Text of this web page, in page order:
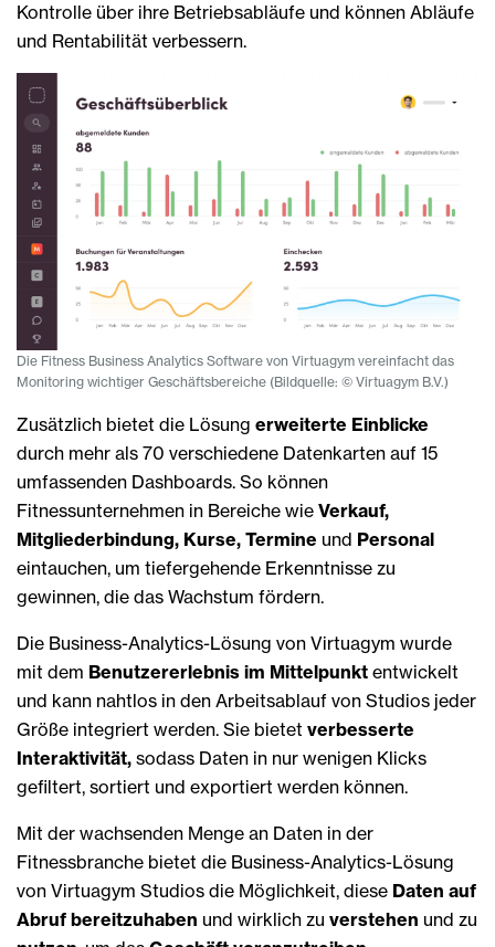
Kontrolle über ihre Betriebsabläufe und können Abläufe
und Rentabilität verbessern.
Die Fitness Business Analytics Software von Virtuagym vereinfacht das
Monitoring wichtiger Geschäftsbereiche (Bildquelle: © Virtuagym B.V.)
Zusätzlich bietet die Lösung erweiterte Einblicke
durch mehr als 70 verschiedene Datenkarten auf 15
umfassenden Dashboards. So können
Fitnessunternehmen in Bereiche wie Verkauf,
Mitgliederbindung, Kurse, Termine und Personal
eintauchen, um tiefergehende Erkenntnisse zu
gewinnen, die das Wachstum fördern.
Die Business-Analytics-Lösung von Virtuagym wurde
mit dem Benutzererlebnis im Mittelpunkt entwickelt
und kann nahtlos in den Arbeitsablauf von Studios jeder
Größe integriert werden. Sie bietet verbesserte
Interaktivität, sodass Daten in nur wenigen Klicks
gefiltert, sortiert und exportiert werden können.
Mit der wachsenden Menge an Daten in der
Fitnessbranche bietet die Business-Analytics-Lösung
von Virtuagym Studios die Möglichkeit, diese Daten auf
Abruf bereitzuhaben und wirklich zu verstehen und zu